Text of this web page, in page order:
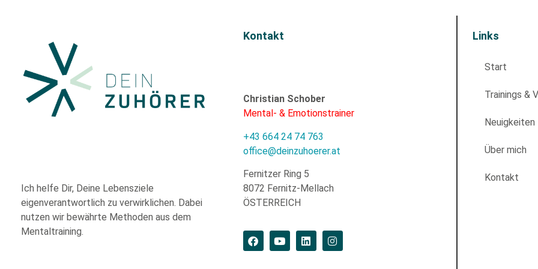
Ich helfe Dir, Deine Lebensziele
eigenverantwortlich zu verwirklichen. Dabei
nutzen wir bewährte Methoden aus dem
Mentaltraining.
Kontakt
Christian Schober
Mental- & Emotionstrainer
+43 664 24 74 763
office@deinzuhoerer.at
Fernitzer Ring 5
8072 Fernitz-Mellach
ÖSTERREICH
Links
Start
Trainings &
Neuigkeiten
Über mich
Kontakt